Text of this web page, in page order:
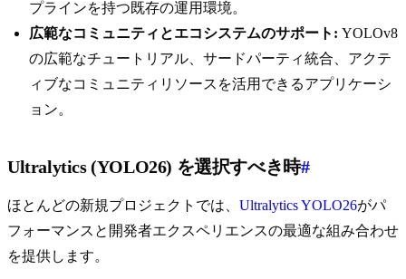
プラインを持つ既存の運用環境。
広範なコミュニティとエコシステムのサポート: YOLOv8
の広範なチュートリアル、サードパーティ統合、アクテ
ィブなコミュニティリソースを活用できるアプリケーシ
ョン。
Ultralytics (YOLO26) を選択すべき時#
ほとんどの新規プロジェクトでは、 Ultralytics YOLO26がパ
フォーマンスと開発者エクスペリエンスの最適な組み合わせ
を提供します。